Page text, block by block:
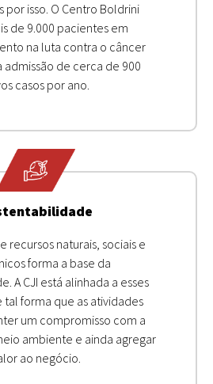
por isso. O Centro Boldrini
de 9.000 pacientes em
na luta contra o câncer
admissão de cerca de 900
casos por ano.
recursos naturais, sociais e
forma a base da
A CJI está alinhada a esses
tal forma que as atividades
um compromisso com a
ambiente e ainda agregar
ao negócio.